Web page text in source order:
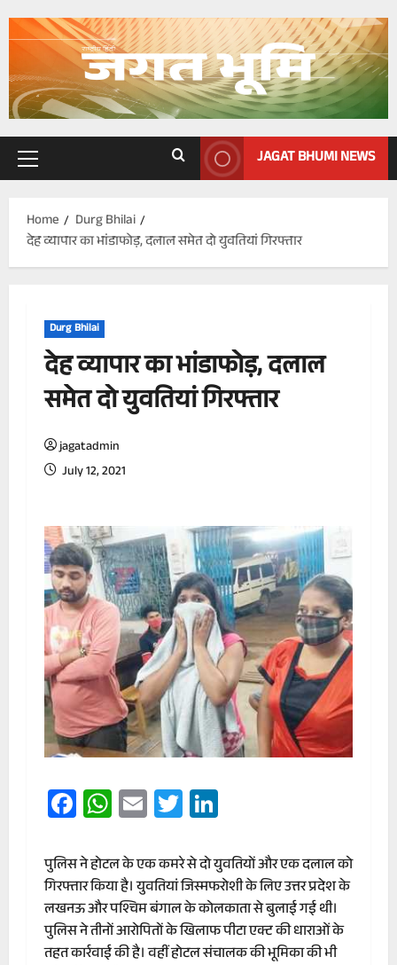
Primary
JAGAT BHUMI NEWS
Home
Durg Bhilai
देह व्यापार का भांडाफोड़, दलाल समेत दो युवतियां गिरफ्तार
Durg Bhilai
देह व्यापार का भांडाफोड़, दलाल
समेत दो युवतियां गिरफ्तार
jagatadmin
July 12, 2021
Facebook
WhatsApp
EmailTwitter
पुलिस ने होटल के एक कमरे से दो युवतियों और एक दलाल को
गिरफ्तार किया है। युवतियां जिस्मफरोशी के लिए उत्तर प्रदेश के
लखनऊ और पश्चिम बंगाल के कोलकाता से बुलाई गई थी।
पुलिस ने तीनों आरोपितों के खिलाफ पीटा एक्ट की धाराओं के
तहत कार्रवाई की है। वहीं होटल संचालक की भूमिका की भी